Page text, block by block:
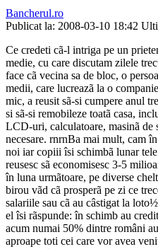
Bancherul.ro
Publicat la: 2008-03-10 18:42
Ce credeti cã-l intriga pe un
medie, cu care discutam zilele
face cã vecina sa de bloc, o
medii, care lucreazã la o
mic, a reusit sã-si cumpere anul
si sã-si remobileze toatã casa,
LCD-uri, calculatoare, masinã de
necesare. rnrnBa mai mult, cam
noi iar copiii îsi schimbã lunar
reusesc sã economisesc 3-5
în luna urmãtoare, pe diverse
birou vãd cã prosperã pe zi ce
salariile sau cã au câstigat la
el îsi rãspunde: în schimb au
acum numai 50% dintre români
aproape toti cei care vor avea